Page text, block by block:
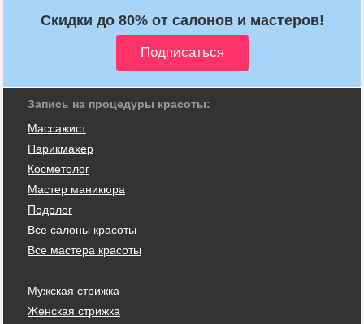
Скидки до 80% от салонов и мастеров!
Запись на процедуры красоты:
Массажист
Парикмахер
Косметолог
Мастер маникюра
Подолог
Все салоны красоты
Все мастера красоты
Мужская стрижка
Женская стрижка